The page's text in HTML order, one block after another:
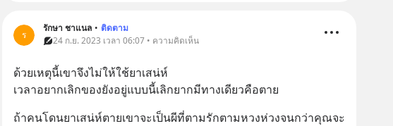
ร
รักษา ชาแนล • ติดตาม
24 ก.ย. 2023 เวลา 06:07 • ความคิดเห็น
ด้วยเหตุนี้เขาจึงไม่ให้ใช้ยาเสน่ห์
เวลาอยากเลิกของยังอยู่แบบนี้เลิกยากมีทางเดียวคือตาย
ถ้าคนโดนยาเสน่ห์ตายเขาจะเป็นผีที่ตามรักตามหวงห่วงจนกว่าคุณจะ